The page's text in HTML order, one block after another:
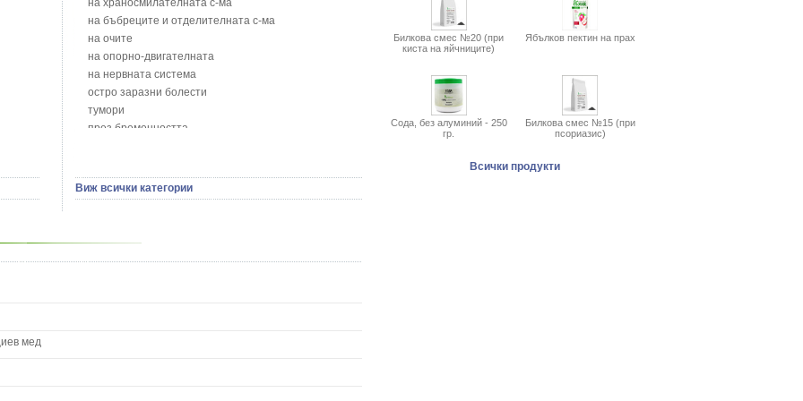
Бобови шушулки - Phaseolus Vulgaris L.
Божур - Paeonia Decora
Борови връхчета - Pinus sylvestris
Босилек - Ocimum Basillicum
Брей - Tamus Communis
Брош - Rubia tinctorum L.
Бръшлян - Hedera helix L.
Бял имел - Viscum album L.
Бял оман - Inula Helenium L.
Бяла върба - Salix Аlba
на храносмилателната с-ма
на бъбреците и отделителната с-ма
на очите
на опорно-двигателната
на нервната система
остро заразни болести
тумори
през бременността
сексуални проблеми
на половите органи
Виж всички категории
мед
Билкова смес №20 (при
киста на яйчниците)
Ябълков пектин на прах
Сода, без алуминий - 250
гр.
Билкова смес №15 (при
псориазис)
Всички продукти